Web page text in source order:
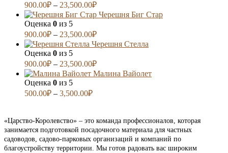
900.00₽ – 23,500.00₽
Черешня Биг Стар
Оценка 0 из 5
900.00₽ – 23,500.00₽
Черешня Стелла
Оценка 0 из 5
900.00₽ – 23,500.00₽
Малина Вайолет
Оценка 0 из 5
500.00₽ – 3,500.00₽
«Царство-Королевство» – это команда профессионалов, которая
занимается подготовкой посадочного материала для частных
садоводов, садово-парковых организаций и компаний по
благоустройству территории. Мы готов радовать вас широким